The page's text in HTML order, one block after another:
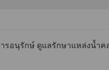
รอนุรักษ์ ดูแลรักษาแหล่งน้ำค